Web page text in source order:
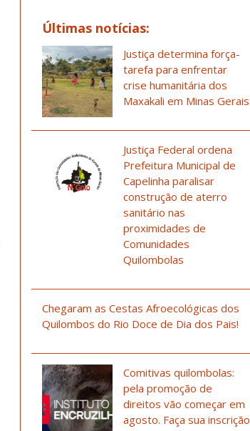
Últimas notícias:
Justiça determina força-
tarefa para enfrentar
crise humanitária dos
Maxakali em Minas Gerais
Justiça Federal ordena
Prefeitura Municipal de
Capelinha paralisar
construção de aterro
sanitário nas
proximidades de
Comunidades
Quilombolas
Chegaram as Cestas Afroecológicas dos
Quilombos do Rio Doce de Dia dos Pais!
Comitivas quilombolas:
pela promoção de
direitos vão começar em
agosto. Faça sua inscrição